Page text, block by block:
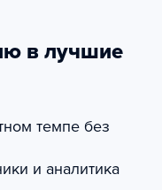
в лучшие
темпе без
и аналитика